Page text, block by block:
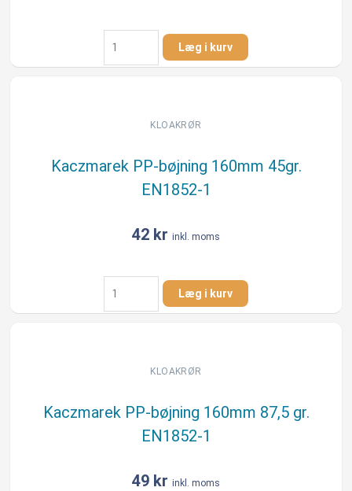
Kaczmarek
PP-
bøjning
antal
Læg i kurv
KLOAKRØR
Kaczmarek PP-bøjning 160mm 45gr.
EN1852-1
42 kr inkl. moms
Kaczmarek
PP-
bøjning
antal
Læg i kurv
KLOAKRØR
Kaczmarek PP-bøjning 160mm 87,5 gr.
EN1852-1
49 kr inkl. moms